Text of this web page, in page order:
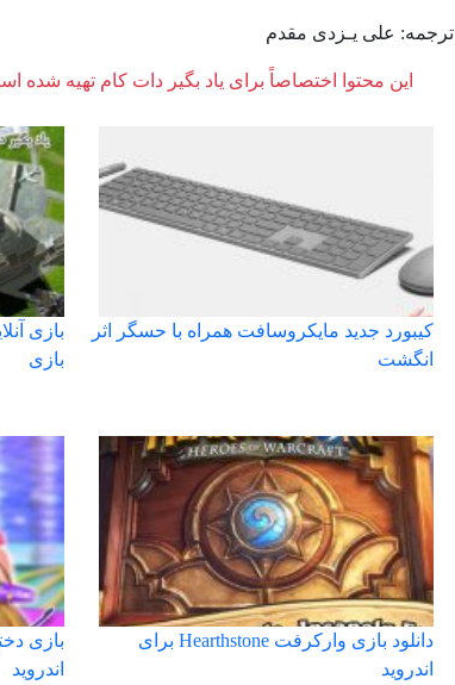
ترجمه: علی یـزدی مقدم
این محتوا اختصاصاً برای یاد بگیر دات کام تهیه شده
کیبورد جدید مایکروسافت همراه با حسگر اثر
انگشت
بازی
بازی
دانلود بازی وارکرفت Hearthstone برای
اندروید
بازی
اندروید